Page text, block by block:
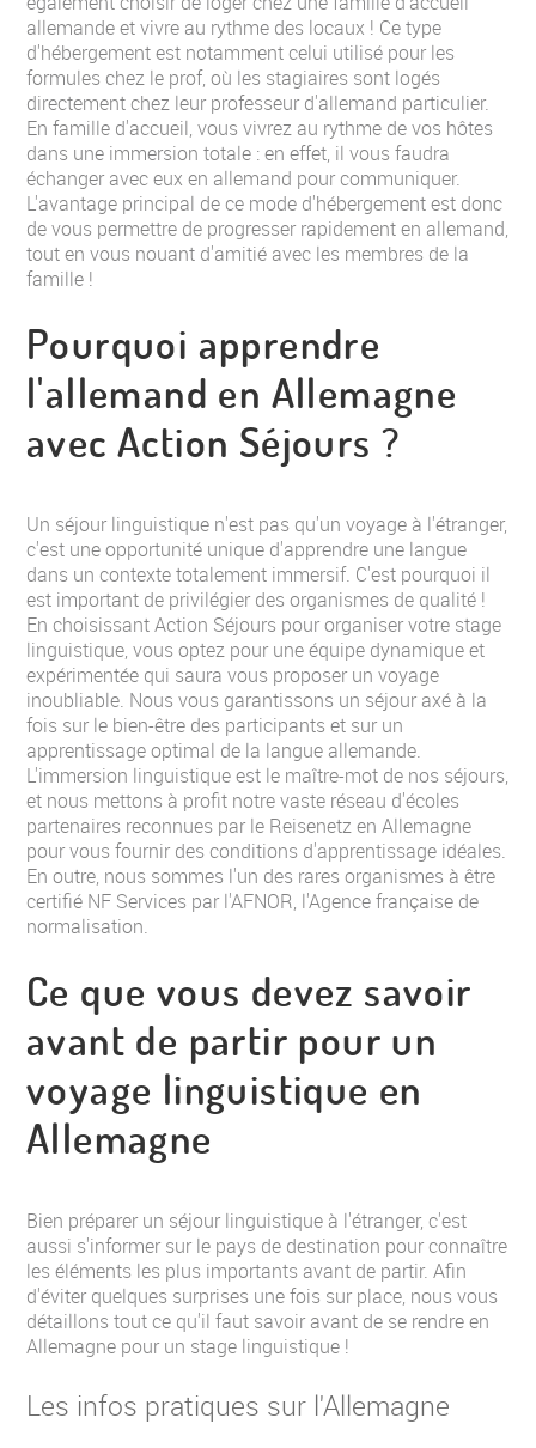
allemande et vivre au rythme des locaux ! Ce type
d'hébergement est notamment celui utilisé pour les
formules chez le prof, où les stagiaires sont logés
directement chez leur professeur d'allemand particulier.
En famille d'accueil, vous vivrez au rythme de vos hôtes
dans une immersion totale : en effet, il vous faudra
échanger avec eux en allemand pour communiquer.
L'avantage principal de ce mode d'hébergement est donc
de vous permettre de progresser rapidement en allemand,
tout en vous nouant d'amitié avec les membres de la
famille !
Pourquoi apprendre
l'allemand en Allemagne
avec Action Séjours ?
Un séjour linguistique n'est pas qu'un voyage à l'étranger,
c'est une opportunité unique d'apprendre une langue
dans un contexte totalement immersif. C'est pourquoi il
est important de privilégier des organismes de qualité !
En choisissant Action Séjours pour organiser votre stage
linguistique, vous optez pour une équipe dynamique et
expérimentée qui saura vous proposer un voyage
inoubliable. Nous vous garantissons un séjour axé à la
fois sur le bien-être des participants et sur un
apprentissage optimal de la langue allemande.
L'immersion linguistique est le maître-mot de nos séjours,
et nous mettons à profit notre vaste réseau d'écoles
partenaires reconnues par le Reisenetz en Allemagne
pour vous fournir des conditions d'apprentissage idéales.
En outre, nous sommes l'un des rares organismes à être
certifié NF Services par l'AFNOR, l'Agence française de
normalisation.
Ce que vous devez savoir
avant de partir pour un
voyage linguistique en
Allemagne
Bien préparer un séjour linguistique à l'étranger, c'est
aussi s'informer sur le pays de destination pour connaître
les éléments les plus importants avant de partir. Afin
d'éviter quelques surprises une fois sur place, nous vous
détaillons tout ce qu'il faut savoir avant de se rendre en
Allemagne pour un stage linguistique !
Les infos pratiques sur l'Allemagne